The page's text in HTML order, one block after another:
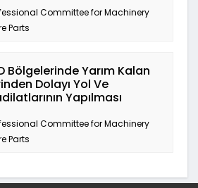
Committee for Machinery
Parts
Bölgelerinde Yarım Kalan
Dolayı Yol Ve
Yapılması
Committee for Machinery
Parts